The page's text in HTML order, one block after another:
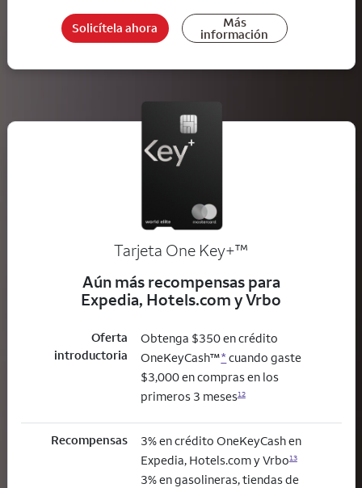
Solicítela ahora Más
información
Tarjeta One Key+trademark
™
Aún más recompensas para
Expedia, Hotels.com y Vrbo
Oferta
introductoria
Obtenga $350 en crédito
OneKeyCash™* cuando gaste
$3,000 en compras en los
primeros 3 meses12
Recompensas
3% en crédito OneKeyCash en
Expedia, Hotels.com y Vrbo13
3% en gasolineras, tiendas de